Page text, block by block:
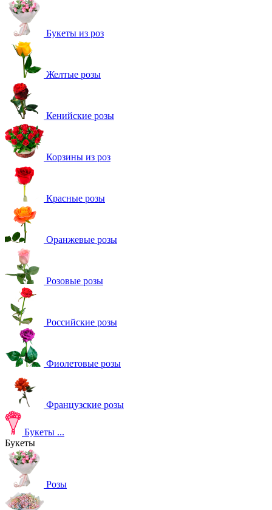
Букеты из роз
Желтые розы
Кенийские розы
Корзины из роз
Красные розы
Оранжевые розы
Розовые розы
Российские розы
Фиолетовые розы
Французские розы
Букеты ...
Букеты
Розы